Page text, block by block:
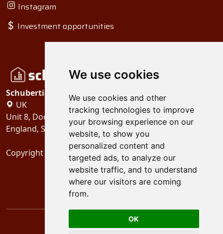
We use cookies
We use cookies and other
tracking technologies to improve
your browsing experience on our
website, to show you
personalized content and
targeted ads, to analyze our
website traffic, and to understand
where our visitors are coming
from.
OK
Instagram
Investment opportunities
Schubertiades, Ltd.
UK
Unit 8, Dock Offices, Surrey Quays Road, London
England, SE16 2XU
Copyright 2024 Schubertiades, Ltd.